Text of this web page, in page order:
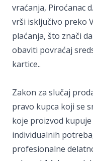
vraćanja, Piroćanac
vrši isključivo preko
plaćanja, što znači
obaviti povraćaj
kartice..
Zakon za slučaj
pravo kupca koji se
koje proizvod
individualnih
profesionalne